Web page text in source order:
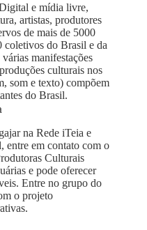
e mídia livre,
artistas, produtores
de mais de 5000
coletivos do Brasil e da
manifestações
culturais nos
som e texto) compõem
do Brasil.
na Rede iTeia e
entre em contato com o
Culturais
e pode oferecer
Entre no grupo do
o projeto
.